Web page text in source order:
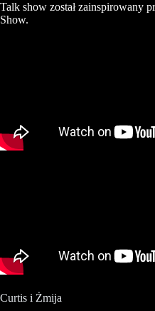
Talk show został zainspirowany
Show.
Curtis i Żmija